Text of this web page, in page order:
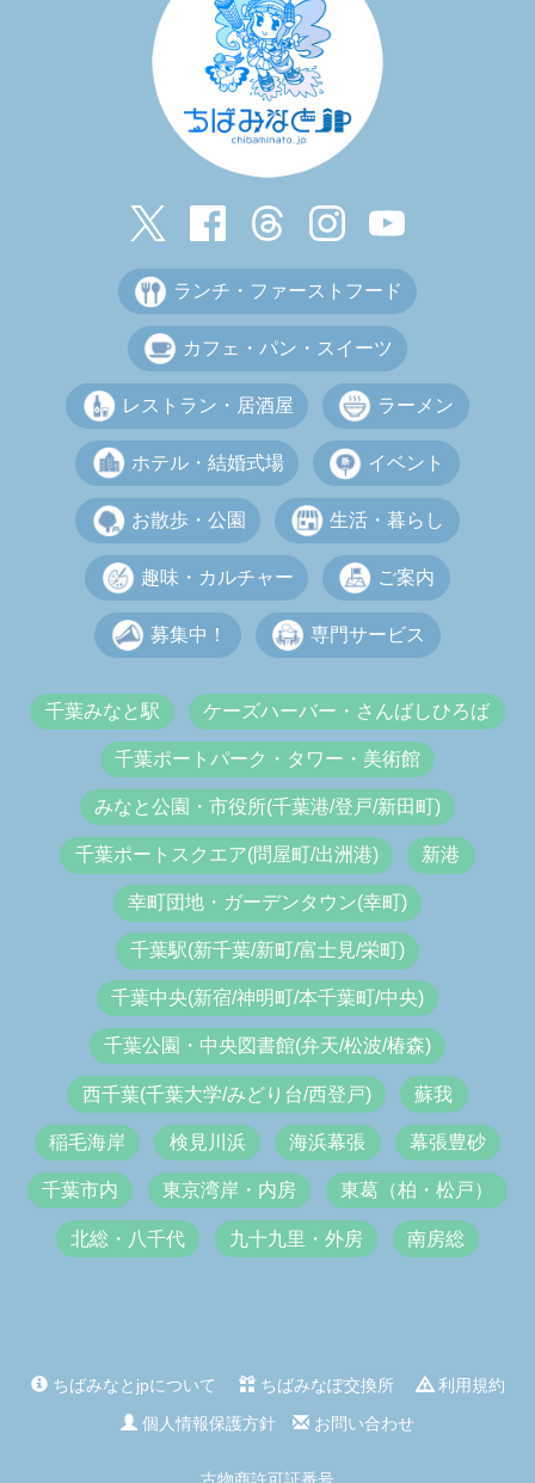
ランチ・ファーストフード
カフェ・パン・スイーツ
レストラン・居酒屋 ラーメン
ホテル・結婚式場 イベント
お散歩・公園 生活・暮らし
趣味・カルチャー ご案内
募集中！ 専門サービス
千葉みなと駅 ケーズハーバー・さんばしひろば
千葉ポートパーク・タワー・美術館
みなと公園・市役所(千葉港/登戸/新田町)
千葉ポートスクエア(問屋町/出洲港) 新港
幸町団地・ガーデンタウン(幸町)
千葉駅(新千葉/新町/富士見/栄町)
千葉中央(新宿/神明町/本千葉町/中央)
千葉公園・中央図書館(弁天/松波/椿森)
西千葉(千葉大学/みどり台/西登戸) 蘇我
稲毛海岸 検見川浜 海浜幕張 幕張豊砂
千葉市内 東京湾岸・内房 東葛（柏・松戸）
北総・八千代 九十九里・外房 南房総
ちばみなとjpについて ちばみなぽ交換所
利用規約
個人情報保護方針
お問い合わせ